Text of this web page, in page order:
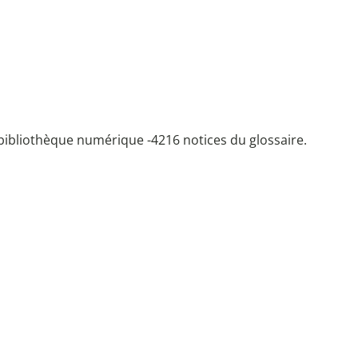
numérique -4216 notices du glossaire.